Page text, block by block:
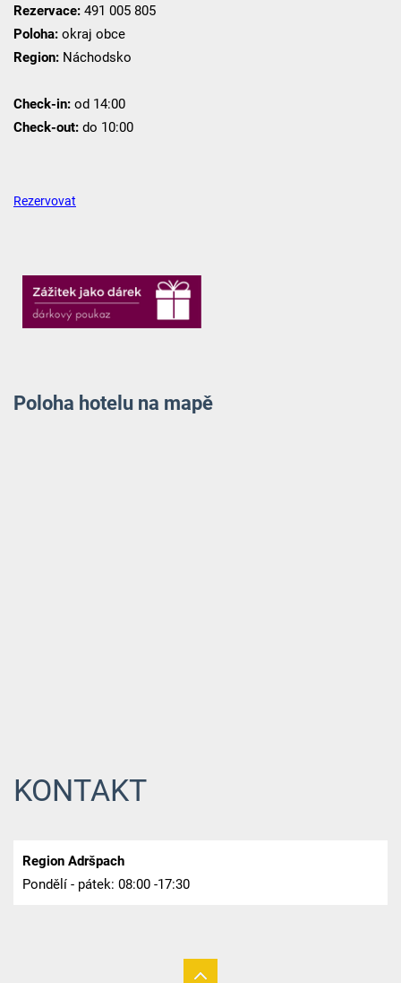
Rezervace:491 005 805
Poloha:okraj obce
Region:Náchodsko
Check-in:od 14:00
Check-out:do 10:00
Rezervovat
Poloha hotelu na mapě
KONTAKT
Region Adršpach
Pondělí - pátek: 08:00 -17:30